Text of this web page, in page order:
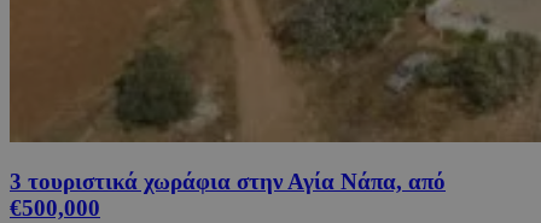
3 τουριστικά χωράφια στην Αγία Νάπα, από
€500,000